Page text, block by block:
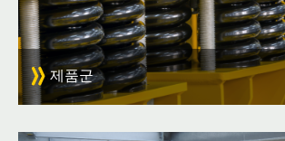
제품군